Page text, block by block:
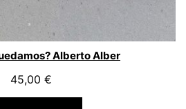
Alberto Alber
45,00 €